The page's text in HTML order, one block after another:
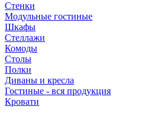
Стенки
Модульные гостиные
Шкафы
Стеллажи
Комоды
Столы
Полки
Диваны и кресла
Гостиные - вся продукция
Кровати